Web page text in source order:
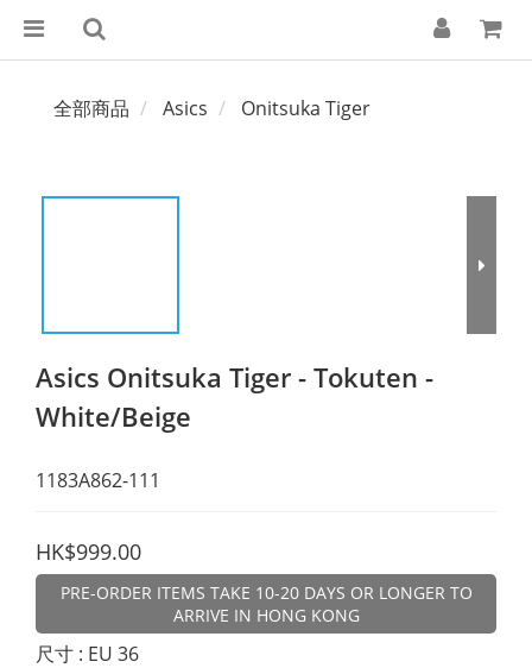
全部商品 Asics Onitsuka Tiger
Asics Onitsuka Tiger - Tokuten -
White/Beige
1183A862-111
HK$999.00
PRE-ORDER ITEMS TAKE 10-20 DAYS OR LONGER TO
ARRIVE IN HONG KONG
尺寸 : EU 36